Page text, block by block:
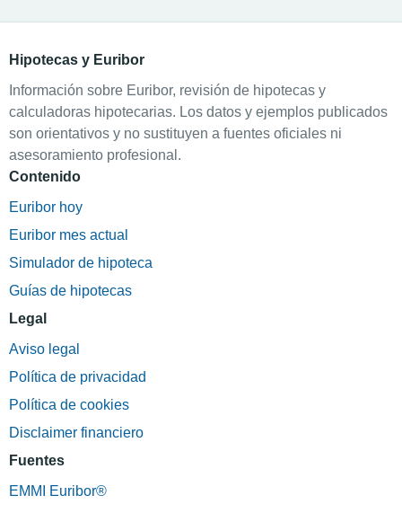
Hipotecas y Euribor
Información sobre Euribor, revisión de hipotecas y
calculadoras hipotecarias. Los datos y ejemplos publicados
son orientativos y no sustituyen a fuentes oficiales ni
asesoramiento profesional.
Contenido
Euribor hoy
Euribor mes actual
Simulador de hipoteca
Guías de hipotecas
Legal
Aviso legal
Política de privacidad
Política de cookies
Disclaimer financiero
Fuentes
EMMI Euribor®